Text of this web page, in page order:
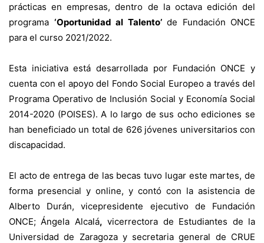
prácticas en empresas, dentro de la octava edición del
programa ‘Oportunidad al Talento’de Fundación ONCE
para el curso 2021/2022.
Esta iniciativa está desarrollada por Fundación ONCE y
cuenta con el apoyo del Fondo Social Europeo a través del
Programa Operativo de Inclusión Social y Economía Social
2014-2020 (POISES). A lo largo de sus ocho ediciones se
han beneficiado un total de 626 jóvenes universitarios con
discapacidad.
El acto de entrega de las becas tuvo lugar este martes, de
forma presencial y online, y contó con la asistencia de
Alberto Durán, vicepresidente ejecutivo de Fundación
ONCE; Ángela Alcalá, vicerrectora de Estudiantes de la
Universidad de Zaragoza y secretaria general de CRUE